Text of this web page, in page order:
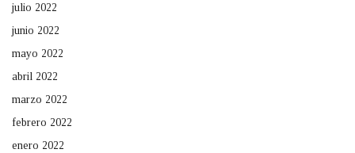
julio 2022
junio 2022
mayo 2022
abril 2022
marzo 2022
febrero 2022
enero 2022